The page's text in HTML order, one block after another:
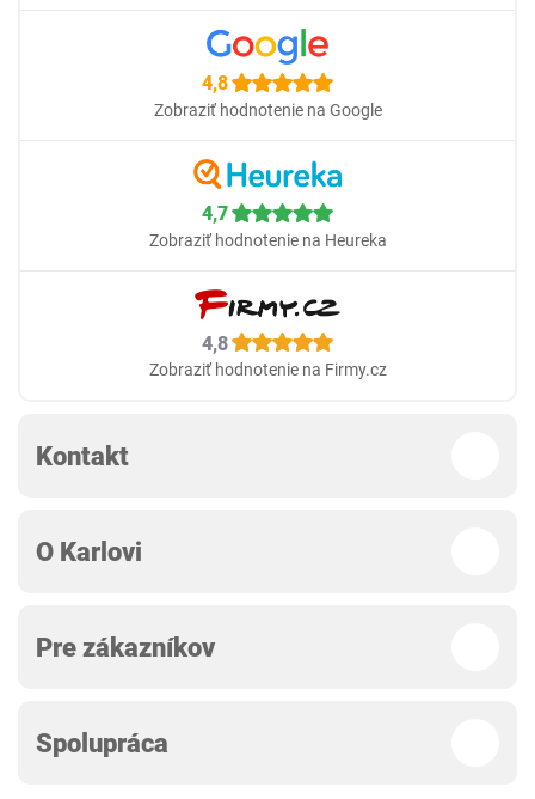
4,8
Zobraziť hodnotenie na Google
4,7
Zobraziť hodnotenie na Heureka
4,8
Zobraziť hodnotenie na Firmy.cz
Kontakt
O Karlovi
Pre zákazníkov
Spolupráca